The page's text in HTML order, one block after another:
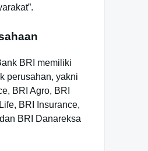
BRI memiliki
perusahan, yakni
BRI Agro, BRI
BRI Insurance,
BRI Danareksa